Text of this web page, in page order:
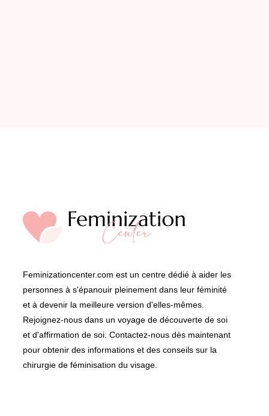
Feminizationcenter.com est un centre dédié à aider les
personnes à s'épanouir pleinement dans leur féminité
et à devenir la meilleure version d'elles-mêmes.
Rejoignez-nous dans un voyage de découverte de soi
et d'affirmation de soi. Contactez-nous dès maintenant
pour obtenir des informations et des conseils sur la
chirurgie de féminisation du visage.